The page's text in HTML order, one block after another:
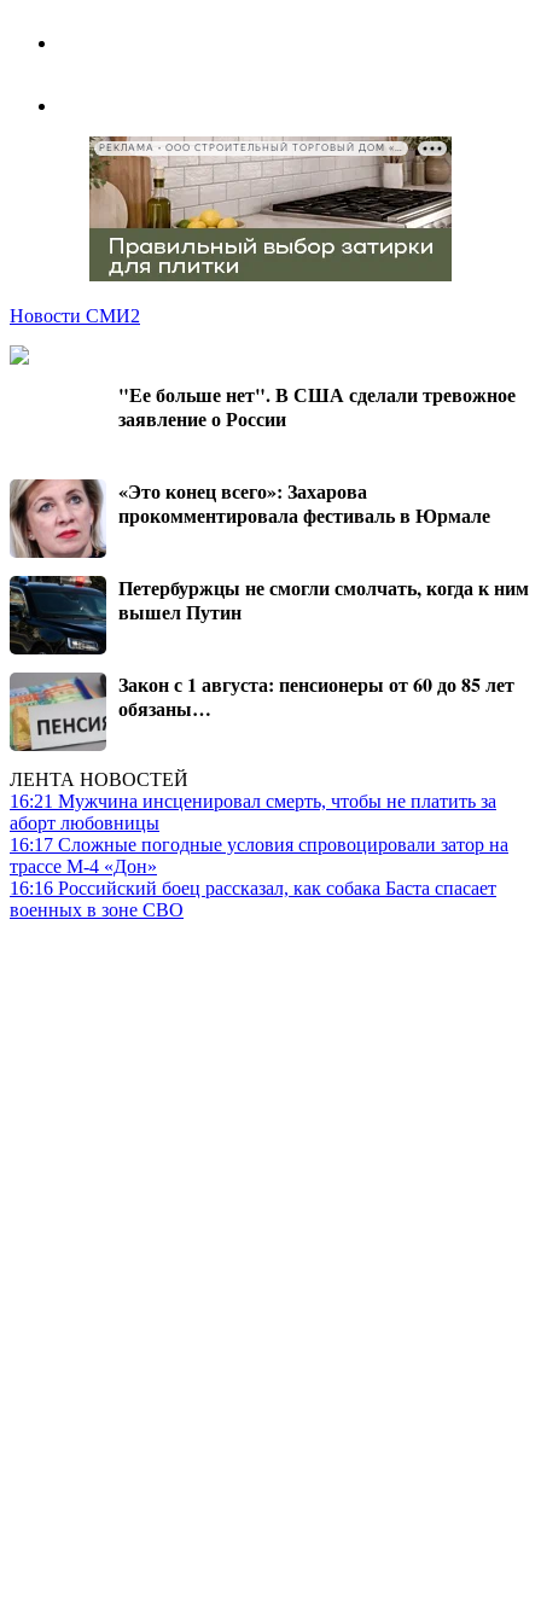
РЕКЛАМА • ООО СТРОИТЕЛЬНЫЙ ТОРГОВЫЙ ДОМ «ПЕТРОВИЧ», ИНН 7802348846
Новости СМИ2
"Ее больше нет". В США сделали тревожное
заявление о России
«Это конец всего»: Захарова
прокомментировала фестиваль в Юрмале
Петербуржцы не смогли смолчать, когда к ним
вышел Путин
Закон с 1 августа: пенсионеры от 60 до 85 лет
обязаны…
ЛЕНТА НОВОСТЕЙ
16:21 Мужчина инсценировал смерть, чтобы не платить за
аборт любовницы
16:17 Сложные погодные условия спровоцировали затор на
трассе М-4 «Дон»
16:16 Российский боец рассказал, как собака Баста спасает
военных в зоне СВО